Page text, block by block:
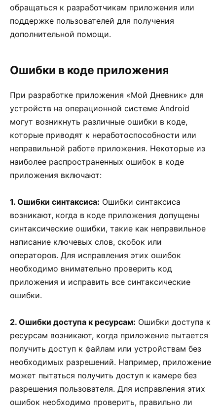
обращаться к разработчикам приложения или
поддержке пользователей для получения
дополнительной помощи.
Ошибки в коде приложения
При разработке приложения «Мой Дневник» для
устройств на операционной системе Android
могут возникнуть различные ошибки в коде,
которые приводят к неработоспособности или
неправильной работе приложения. Некоторые из
наиболее распространенных ошибок в коде
приложения включают:
1. Ошибки синтаксиса: Ошибки синтаксиса
возникают, когда в коде приложения допущены
синтаксические ошибки, такие как неправильное
написание ключевых слов, скобок или
операторов. Для исправления этих ошибок
необходимо внимательно проверить код
приложения и исправить все синтаксические
ошибки.
2. Ошибки доступа к ресурсам: Ошибки доступа к
ресурсам возникают, когда приложение пытается
получить доступ к файлам или устройствам без
необходимых разрешений. Например, приложение
может пытаться получить доступ к камере без
разрешения пользователя. Для исправления этих
ошибок необходимо проверить, правильно ли